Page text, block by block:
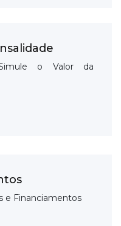
o Valor da
e Financiamentos